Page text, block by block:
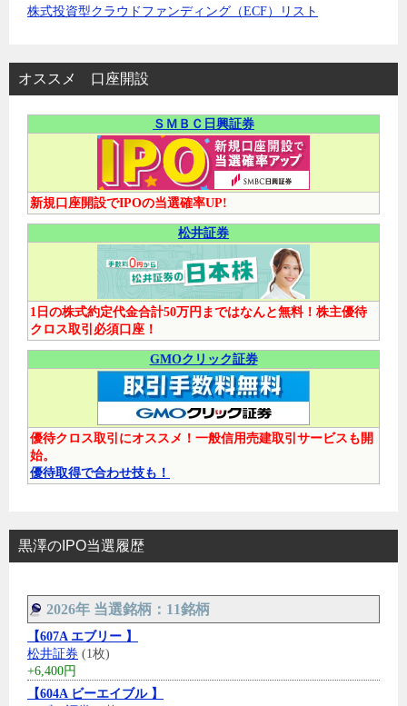
株式投資型クラウドファンディング（ECF）リスト
オススメ 口座開設
ＳＭＢＣ日興証券
新規口座開設でIPOの当選確率UP!
松井証券
1日の株式約定代金合計50万円まではなんと無料！株主優待
クロス取引必須口座！
GMOクリック証券
優待クロス取引にオススメ！一般信用売建取引サービスも開
始。
優待取得で合わせ技も！
黒澤のIPO当選履歴
2026年 当選銘柄：11銘柄
【607A エブリー 】
松井証券 (1枚)
+6,400円
【604A ビーエイブル 】